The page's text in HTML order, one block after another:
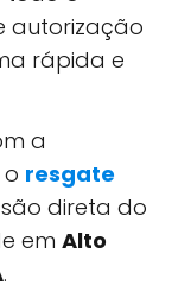
autorização
rápida e
a
resgate
direta do
em Alto
.